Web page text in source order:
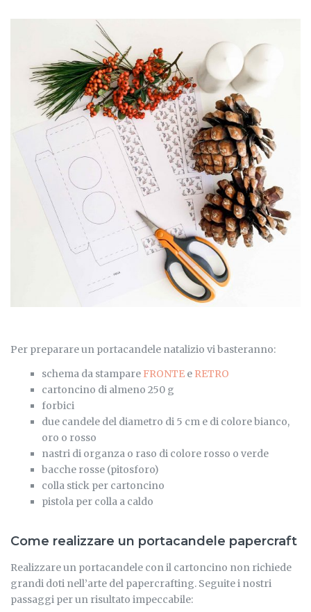
Per preparare un portacandele natalizio vi basteranno:
schema da stampare FRONTE e RETRO
cartoncino di almeno 250 g
forbici
due candele del diametro di 5 cm e di colore bianco,
oro o rosso
nastri di organza o raso di colore rosso o verde
bacche rosse (pitosforo)
colla stick per cartoncino
pistola per colla a caldo
Come realizzare un portacandele papercraft
Realizzare un portacandele con il cartoncino non richiede
grandi doti nell’arte del papercrafting. Seguite i nostri
passaggi per un risultato impeccabile: